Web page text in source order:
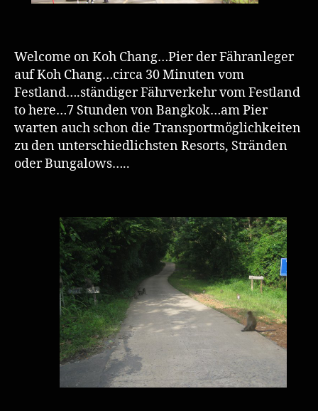
Welcome on Koh Chang…Pier der Fähranleger
auf Koh Chang…circa 30 Minuten vom
Festland….ständiger Fährverkehr vom Festland
to here…7 Stunden von Bangkok…am Pier
warten auch schon die Transportmöglichkeiten
zu den unterschiedlichsten Resorts, Stränden
oder Bungalows…..